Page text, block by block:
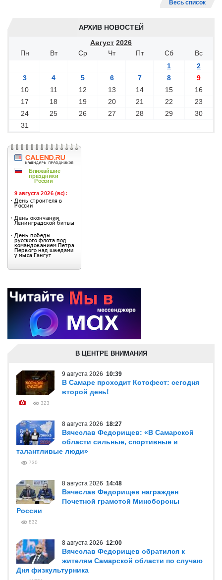
Весь список
АРХИВ НОВОСТЕЙ
Август 2026
Пн
Вт Ср Чт Пт Сб
Вс
1
2
3
4 5 6 7 8
9
10
11 12 13 14 15
16
17
18 19 20 21 22
23
24
25 26 27 28 29
30
31
В ЦЕНТРЕ ВНИМАНИЯ
9 августа 2026 10:39
В Самаре проходит Котофест: сегодня
второй день!
323
8 августа 2026 18:27
Вячеслав Федорищев: «В Самарской
области сильные, спортивные и
талантливые люди»
730
8 августа 2026 14:48
Вячеслав Федорищев награжден
Почетной грамотой Минобороны
России
832
8 августа 2026 12:00
Вячеслав Федорищев обратился к
жителям Самарской области по случаю
Дня физкультурника